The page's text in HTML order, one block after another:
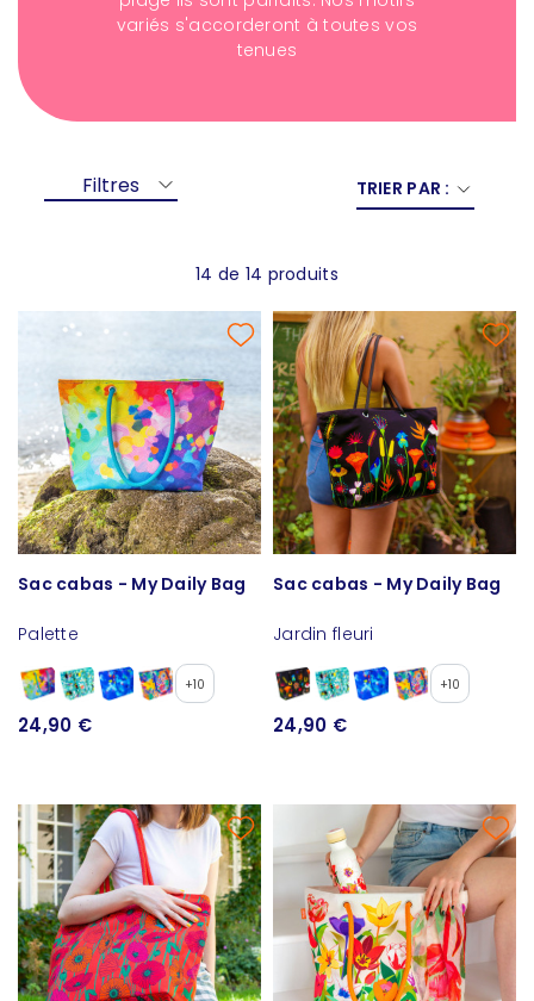
variés s'accorderont à toutes vos
tenues
Filtres TRIER PAR :
14 de 14 produits
Sac cabas - My Daily Bag
Palette
+10
24,90 €
Sac cabas - My Daily Bag
Jardin fleuri
+10
24,90 €